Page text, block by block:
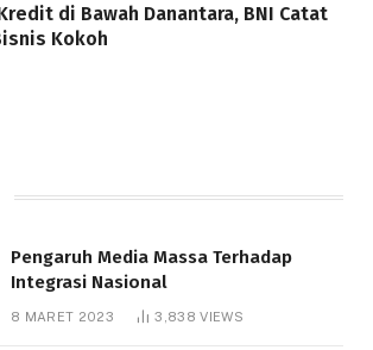
di Bawah Danantara, BNI Catat
Kokoh
Pengaruh Media Massa Terhadap
Integrasi Nasional
8 MARET 2023 3,838VIEWS